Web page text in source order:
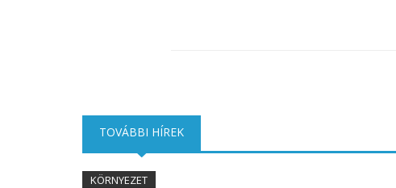
TOVÁBBI HÍREK
KÖRNYEZET